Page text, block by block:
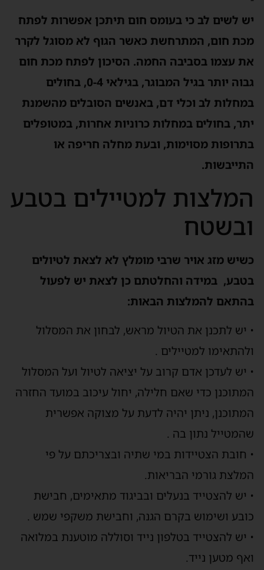
יש לשים לב כי בעומס חום תיתכן אפשרות לפתח
מכת חום, המתרחשת כאשר הגוף לא מסוגל לקרר
את עצמו בסביבה החמה. הסיכון לפתח מכת חום
גבוה יותר בגיל המבוגר, בגילאי 0-4, בחולים
במחלות לב וכלי דם, באנשים הסובלים מהשמנת
יתר, בחולים במחלות כרוניות אחרות, במטופלים
בתרופות מסוימות, ובעת מחלה חריפה או
התייבשות.
המלצות למטיילים בטבע
ובשטח
כשיש מזג אויר שרבי מומלץ לא לצאת לטיולים
בטבע, במידה והחלטתם כן לצאת יש לפעול
בהתאם להמלצות הבאות:
• יש לתכנן את הטיול מראש, לבחון את המסלול
ולהתאימו למטיילים .
• יש לעדכן אדם קרוב על יציאה לטיול ועל המסלול
המתוכנן כדי שאם חלילה, יחול עיכוב במועד החזרה
המתוכנן, ניתן יהיה לדעת על מצוקה אפשרית
שהמטייל נתון בה .
• חובת הצטיידות במי שתיה ובצריכתם על פי
המלצת גורמי הבריאות.
• יש להצטייד בנעלים ובביגוד מתאימים, חבישת
כובע ושימוש בקרם הגנה, וחבישת משקפי שמש .
• יש להצטייד בטלפון נייד וסוללה מוטענת במלואה
ואף מטען נייד.